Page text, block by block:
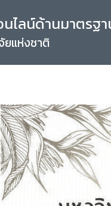
นไลน์ด้านมาตร
ยแห่งชาติ